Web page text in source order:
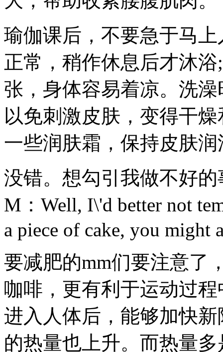
瑜伽课后，不要急于马
正常，稍作休息后才沐
张，身体容易着凉。洗
以免刺激皮肤，变得干
一些润肤霜，保持皮肤润
没错。想勾引我做不好
M：Well, I\'d better not
a piece of cake, you might
要减肥的mm们要注意了
咖啡，更有利于运动过
进入人体后，能够加快
的热量也上升。而热量